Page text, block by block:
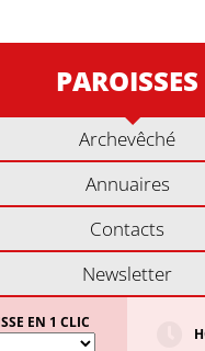
PAROISSES
Archevêché
Annuaires
Contacts
Newsletter
EN 1 CLIC